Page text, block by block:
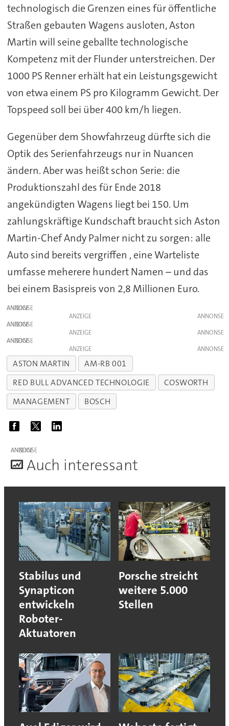
technologisch die Grenzen eines für öffentliche
Straßen gebauten Wagens ausloten, Aston
Martin will seine geballte technologische
Kompetenz mit der Flunder unterstreichen. Der
1000 PS Renner erhält hat ein Leistungsgewicht
von etwa einem PS pro Kilogramm Gewicht. Der
Topspeed soll bei über 400 km/h liegen.
Gegenüber dem Showfahrzeug dürfte sich die
Optik des Serienfahrzeugs nur in Nuancen
ändern. Aber was heißt schon Serie: die
Produktionszahl des für Ende 2018
angekündigten Wagens liegt bei 150. Um
zahlungskräftige Kundschaft braucht sich Aston
Martin-Chef Andy Palmer nicht zu sorgen: alle
Auto sind bereits vergriffen , eine Warteliste
umfasse meherere hundert Namen – und das
bei einem Basispreis von 2,8 Millionen Euro.
ANZEIGE
ANZEIGE
ANZEIGE
ANZEIGE
ANZEIGE
ANZEIGE
ASTON MARTIN
AM-RB 001
RED BULL ADVANCED TECHNOLOGIE
COSWORTH
MANAGEMENT
BOSCH
ANZEIGE
Auch interessant
Stabilus und
Synapticon
entwickeln
Roboter-
Aktuatoren
Porsche streicht
weitere 5.000
Stellen